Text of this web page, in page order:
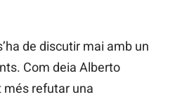
de discutir mai amb un
Com deia Alberto
més refutar una